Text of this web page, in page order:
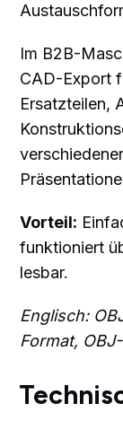
Im B2B-
CAD-Export
Ersatzteilen,
Vorteil:
funktioniert
lesbar.
Englisch:
Format,